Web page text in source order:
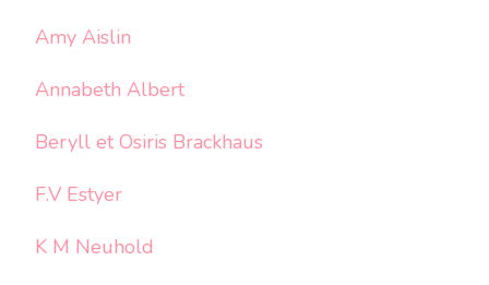
Amy Aislin
Annabeth Albert
Beryll et Osiris Brackhaus
F.V Estyer
K M Neuhold